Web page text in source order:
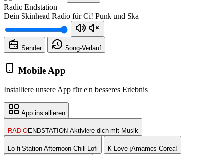
Radio Endstation
Dein Skinhead Radio für Oi! Punk und Ska
Sender Song-Verlauf
Mobile App
Installiere unsere App für ein besseres Erlebnis
App installieren
RADIOENDSTATION Aktiviere dich mit Musik
Lo-fi Station Afternoon Chill Lofi K-Love ¡Amamos Corea!